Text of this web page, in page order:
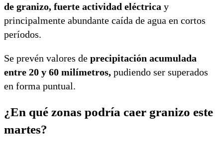
de granizo, fuerte actividad eléctrica y
principalmente abundante caída de agua en cortos
períodos.
Se prevén valores de precipitación acumulada
entre 20 y 60 milímetros, pudiendo ser superados
en forma puntual.
¿En qué zonas podría caer granizo este
martes?